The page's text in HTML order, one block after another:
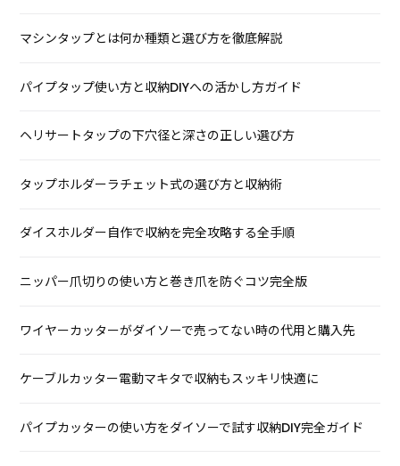
マシンタップとは何か種類と選び方を徹底解説
パイプタップ使い方と収納DIYへの活かし方ガイド
ヘリサートタップの下穴径と深さの正しい選び方
タップホルダーラチェット式の選び方と収納術
ダイスホルダー自作で収納を完全攻略する全手順
ニッパー爪切りの使い方と巻き爪を防ぐコツ完全版
ワイヤーカッターがダイソーで売ってない時の代用と購入先
ケーブルカッター電動マキタで収納もスッキリ快適に
パイプカッターの使い方をダイソーで試す収納DIY完全ガイド